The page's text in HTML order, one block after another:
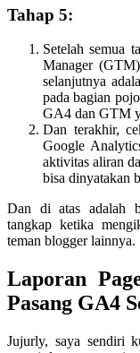
Tahap 5:
Setelah semua
Manager
selanjutnya
pada bagian
GA4 dan GTM
Dan terakhir,
Google
aktivitas aliran
bisa dinyatakan
Dan di atas adalah
tangkap ketika
teman blogger lainnya.
Laporan
Pasang GA4
Jujurly, saya sendiri